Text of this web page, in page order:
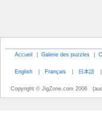
Accueil | Galerie des puzzles |
English | Français | 日本語 |
Copyright © JigZone.com 2006